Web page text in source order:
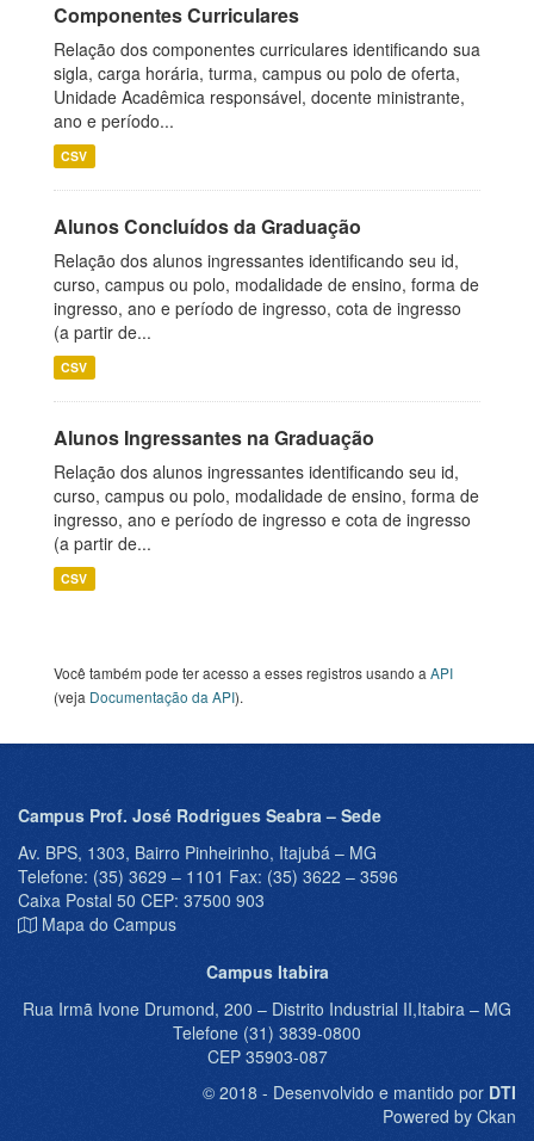
Componentes Curriculares
Relação dos componentes curriculares identificando sua
sigla, carga horária, turma, campus ou polo de oferta,
Unidade Acadêmica responsável, docente ministrante,
ano e período...
CSV
Alunos Concluídos da Graduação
Relação dos alunos ingressantes identificando seu id,
curso, campus ou polo, modalidade de ensino, forma de
ingresso, ano e período de ingresso, cota de ingresso
(a partir de...
CSV
Alunos Ingressantes na Graduação
Relação dos alunos ingressantes identificando seu id,
curso, campus ou polo, modalidade de ensino, forma de
ingresso, ano e período de ingresso e cota de ingresso
(a partir de...
CSV
Você também pode ter acesso a esses registros usando a API
(veja Documentação da API).
Campus Prof. José Rodrigues Seabra – Sede
Av. BPS, 1303, Bairro Pinheirinho, Itajubá – MG
Telefone: (35) 3629 – 1101 Fax: (35) 3622 – 3596
Caixa Postal 50 CEP: 37500 903
Mapa do Campus
Campus Itabira
Rua Irmã Ivone Drumond, 200 – Distrito Industrial II,Itabira – MG
Telefone (31) 3839-0800
CEP 35903-087
© 2018 - Desenvolvido e mantido por DTI
Powered by Ckan